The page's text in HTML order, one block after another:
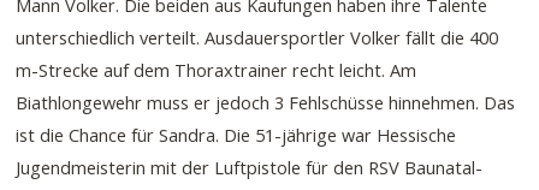
Mann Volker. Die beiden aus Kaufungen haben ihre Talente
unterschiedlich verteilt. Ausdauersportler Volker fällt die 400
m-Strecke auf dem Thoraxtrainer recht leicht. Am
Biathlongewehr muss er jedoch 3 Fehlschüsse hinnehmen. Das
ist die Chance für Sandra. Die 51-jährige war Hessische
Jugendmeisterin mit der Luftpistole für den RSV Baunatal-